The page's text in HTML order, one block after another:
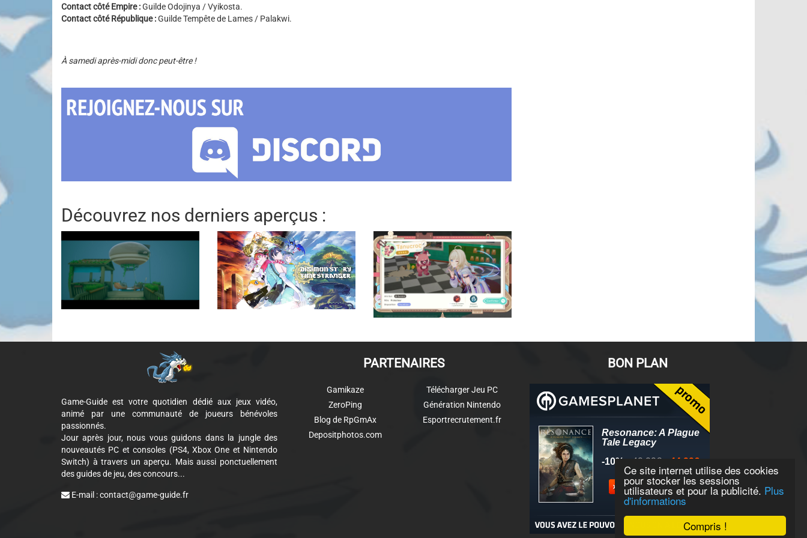
Compris !
Ce site internet utilise des cookies
pour stocker les sessions
utilisateurs et pour la publicité. Plus
d'informations
Contact côté Empire :Guilde Odojinya / Vyikosta.
Contact côté République :Guilde Tempête de Lames / Palakwi.
À samedi après-midi donc peut-être !
Découvrez nos derniers aperçus :
Game-Guide est votre quotidien dédié aux jeux vidéo,
animé par une communauté de joueurs bénévoles
passionnés.
Jour après jour, nous vous guidons dans la jungle des
nouveautés PC et consoles (PS4, Xbox One et Nintendo
Switch) à travers un aperçu. Mais aussi ponctuellement
des guides de jeu, des concours...
E-mail :contact@game-guide.fr
PARTENAIRES
Gamikaze
ZeroPing
Blog de RpGmAx
Depositphotos.com
Télécharger Jeu PC
Génération Nintendo
Esportrecrutement.fr
BON PLAN